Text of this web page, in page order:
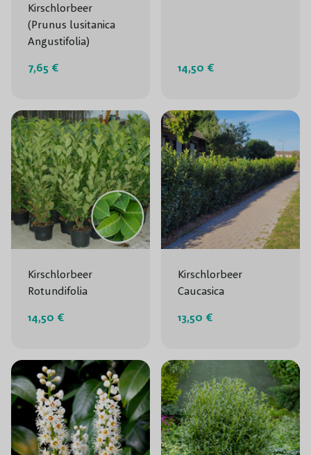
Kirschlorbeer
(Prunus lusitanica
Angustifolia)
7,65 €
14,50 €
Kirschlorbeer
Rotundifolia
14,50 €
Kirschlorbeer
Caucasica
13,50 €